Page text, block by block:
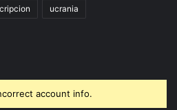
ucrania
account info.